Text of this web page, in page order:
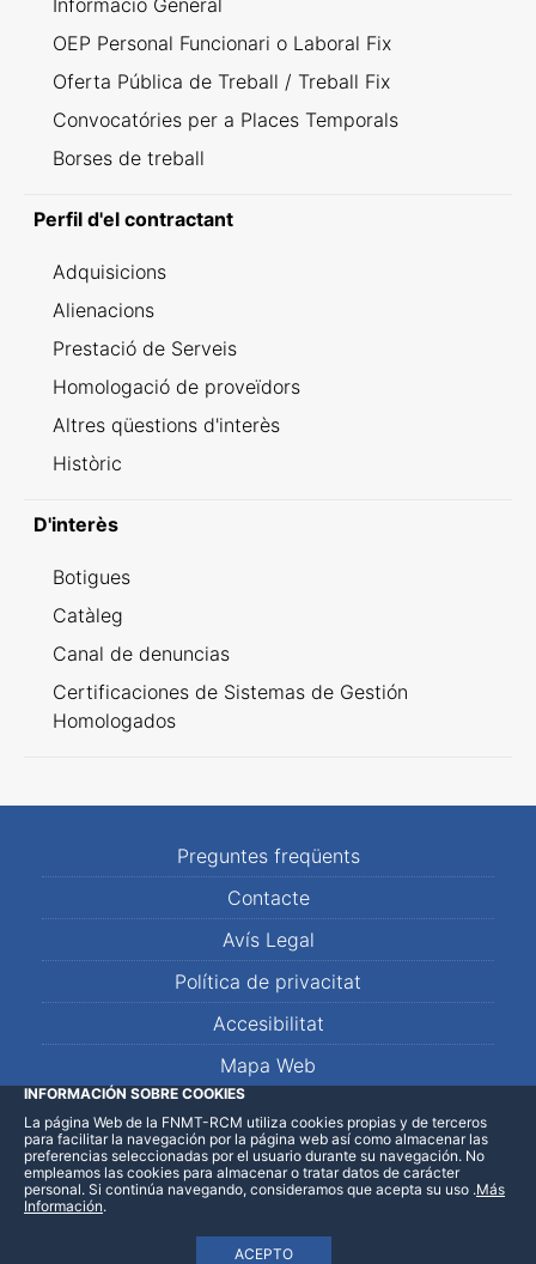
Informació General
OEP Personal Funcionari o Laboral Fix
Oferta Pública de Treball / Treball Fix
Convocatóries per a Places Temporals
Borses de treball
Perfil d'el contractant
Adquisicions
Alienacions
Prestació de Serveis
Homologació de proveïdors
Altres qüestions d'interès
Històric
D'interès
Botigues
Catàleg
Canal de denuncias
Certificaciones de Sistemas de Gestión
Homologados
Preguntes freqüents
Contacte
Avís Legal
Política de privacitat
Accesibilitat
Mapa Web
LinkedInFacebookWhatsApp
INFORMACIÓN SOBRE COOKIES
La página Web de la FNMT-RCM utiliza cookies propias y de terceros
para facilitar la navegación por la página web así como almacenar las
preferencias seleccionadas por el usuario durante su navegación. No
empleamos las cookies para almacenar o tratar datos de carácter
personal. Si continúa navegando, consideramos que acepta su uso
ACEPTO
.Más
Información.